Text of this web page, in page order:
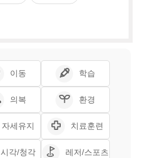
이동 학습
의복 환경
자세유지 치료훈련
시각/청각 레저/스포츠